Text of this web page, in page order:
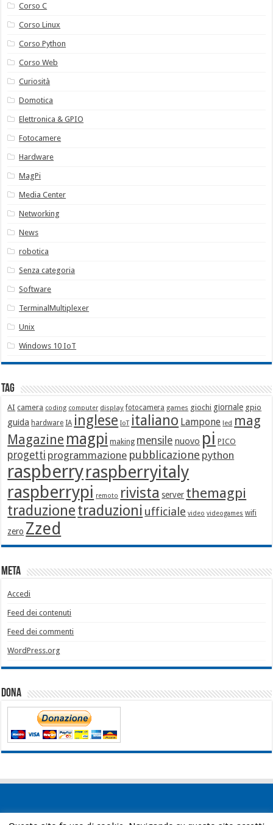
Corso C
Corso Linux
Corso Python
Corso Web
Curiosità
Domotica
Elettronica & GPIO
Fotocamere
Hardware
MagPi
Media Center
Networking
News
robotica
Senza categoria
Software
TerminalMultiplexer
Unix
Windows 10 IoT
Tag
AI camera coding computer display fotocamera games giochi giornale gpio
guida hardware IA inglese IoT italiano Lampone led mag
Magazine magpi making mensile nuovo pi PICO
progetti programmazione pubblicazione python
raspberryraspberryitaly
raspberrypi remoto rivista server themagpi
traduzionetraduzioni ufficiale video videogames wifi
zero Zzed
Meta
Accedi
Feed dei contenuti
Feed dei commenti
WordPress.org
Dona